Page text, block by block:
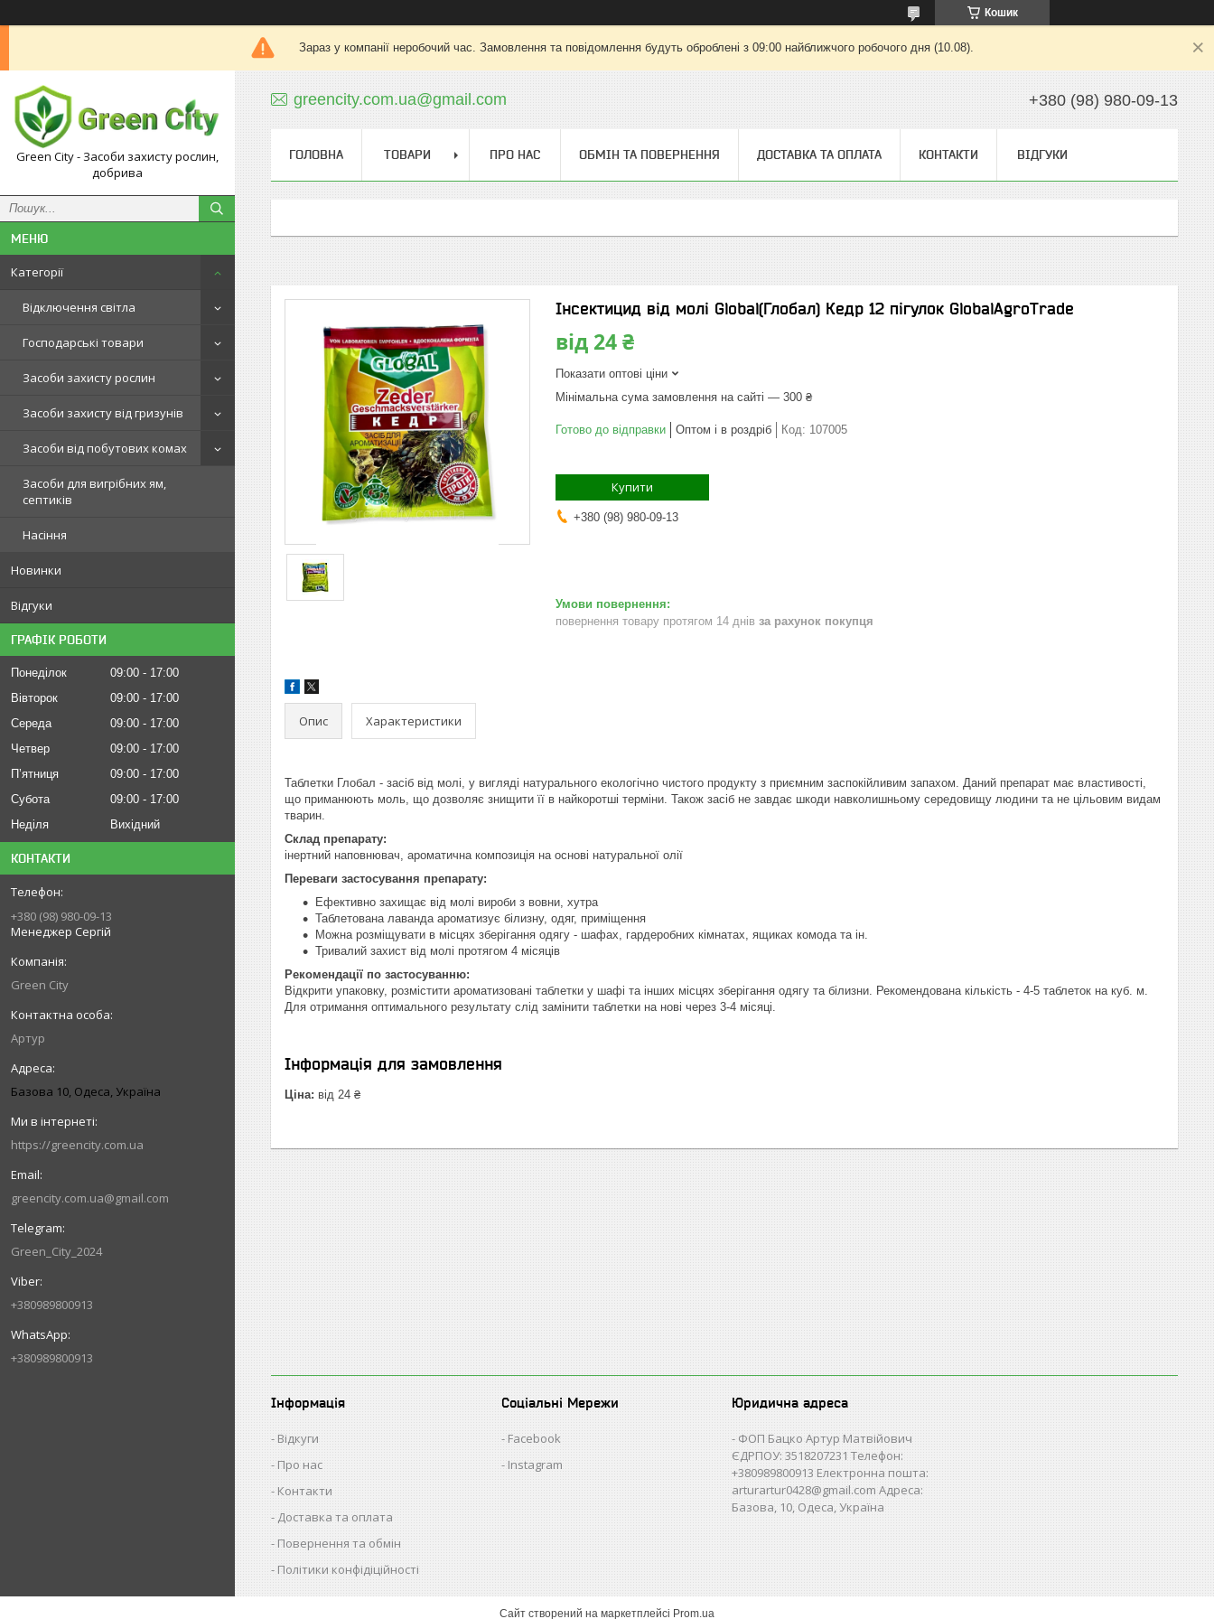
Кошик
Зараз у компанії неробочий час. Замовлення та повідомлення будуть оброблені з 09:00 найближчого робочого дня (10.08).
Green City - Засоби захисту рослин,
добрива
Категорії
Відключення світла
Господарські товари
Засоби захисту рослин
Засоби захисту від гризунів
Засоби від побутових комах
Засоби для вигрібних ям,
септиків
Насіння
Новинки
Відгуки
ГРАФІК РОБОТИ
Понеділок 09:00
17:00
Вівторок
09:00
17:00
Середа
09:00
17:00
Четвер
09:00
17:00
Пʼятниця
09:00
17:00
Субота
09:00
17:00
Неділя
Вихідний
КОНТАКТИ
+380 (98) 980-09-13
Менеджер Сергій
Green City
Артур
Базова 10, Одеса, Україна
https://greencity.com.ua
greencity.com.ua@gmail.com
Green_City_2024
+380989800913
+380989800913
greencity.com.ua@gmail.com +380 (98) 980-09-13
ГОЛОВНА ТОВАРИ ПРО НАС ОБМІН ТА ПОВЕРНЕННЯ ДОСТАВКА ТА ОПЛАТА КОНТАКТИ ВІДГУКИ
Інсектицид від молі Global(Глобал) Кедр 12 пігулок GlobalAgroTrade
від 24 ₴
Показати оптові ціни
Мінімальна сума замовлення на сайті — 300 ₴
Готово до відправки Оптом і в роздріб Код: 107005
Купити
+380 (98) 980-09-13
повернення товару протягом 14 днів за рахунок покупця
Опис Характеристики
Таблетки Глобал - засіб від молі, у вигляді натурального екологічно чистого продукту з приємним заспокійливим запахом. Даний препарат має властивості,
що приманюють моль, що дозволяє знищити її в найкоротші терміни. Також засіб не завдає шкоди навколишньому середовищу людини та не цільовим видам
тварин.
Склад препарату:
інертний наповнювач, ароматична композиція на основі натуральної олії
Переваги застосування препарату:
Ефективно захищає від молі вироби з вовни, хутра
Таблетована лаванда ароматизує білизну, одяг, приміщення
Можна розміщувати в місцях зберігання одягу - шафах, гардеробних кімнатах, ящиках комода та ін.
Тривалий захист від молі протягом 4 місяців
Рекомендації по застосуванню:
Відкрити упаковку, розмістити ароматизовані таблетки у шафі та інших місцях зберігання одягу та білизни. Рекомендована кількість - 4-5 таблеток на куб. м.
Для отримання оптимального результату слід замінити таблетки на нові через 3-4 місяці.
Інформація для замовлення
Ціна: від 24 ₴
Інформація
Відкуги
Про нас
Контакти
Доставка та оплата
Повернення та обмін
Політики конфідіційності
Соціальні Мережи
Facebook
Instagram
Юридична адреса
ФОП Бацко Артур Матвійович
ЄДРПОУ: 3518207231 Телефон:
+380989800913 Електронна пошта:
arturartur0428@gmail.com Адреса:
Базова, 10, Одеса, Україна
Сайт створений на маркетплейсі Prom.ua